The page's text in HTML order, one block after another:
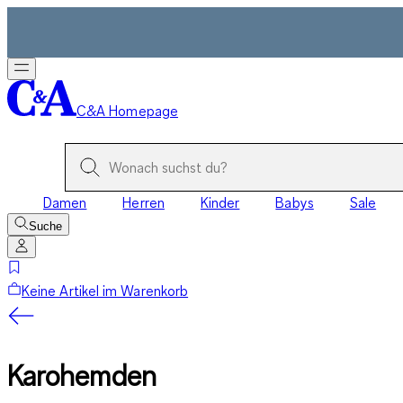
C&A Homepage
Damen Herren Kinder Babys Sale
Suche
Keine Artikel im Warenkorb
Karohemden